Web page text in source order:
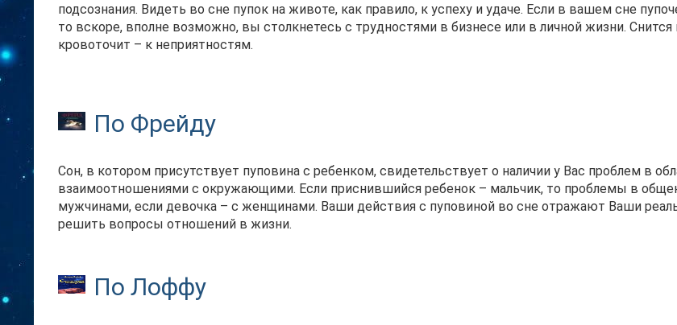
подсознания. Видеть во сне пупок на животе, как правило, к успеху и удаче. Если в вашем сне
то вскоре, вполне возможно, вы столкнетесь с трудностями в бизнесе или в личной жизни.
кровоточит – к неприятностям.
По Фрейду
Сон, в котором присутствует пуповина с ребенком, свидетельствует о наличии у Вас проблем в
взаимоотношениями с окружающими. Если приснившийся ребенок – мальчик, то проблемы в
мужчинами, если девочка – с женщинами. Ваши действия с пуповиной во сне отражают Ваши
решить вопросы отношений в жизни.
По Лоффу